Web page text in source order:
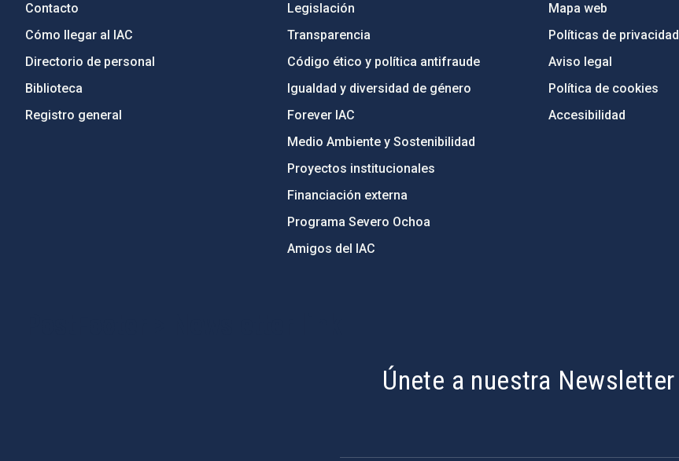
Contacto
Cómo llegar al IAC
Directorio de personal
Biblioteca
Registro general
Legislación
Transparencia
Código ético y política antifraude
Igualdad y diversidad de género
Forever IAC
Medio Ambiente y Sostenibilidad
Proyectos institucionales
Financiación externa
Programa Severo Ochoa
Amigos del IAC
Mapa web
Políticas de privacidad
Aviso legal
Política de cookies
Accesibilidad
Únete a nuestra Newsletter